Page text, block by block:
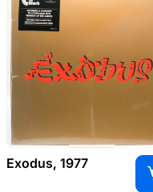
Exodus, 1977